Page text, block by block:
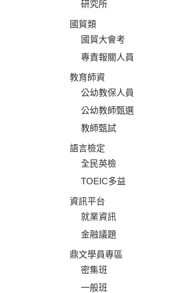
研究所
國貿類
國貿大會考
專責報關人員
教育師資
公幼教保人員
公幼教師甄選
教師甄試
語言檢定
全民英檢
TOEIC多益
資訊平台
就業資訊
金融議題
鼎文學員專區
密集班
一般班